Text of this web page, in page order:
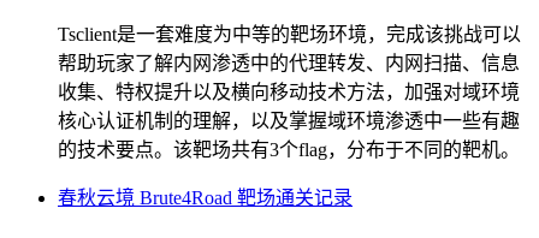
Tsclient是一套难度为中等的靶场环境，完成该挑战可以
帮助玩家了解内网渗透中的代理转发、内网扫描、信息
收集、特权提升以及横向移动技术方法，加强对域环境
核心认证机制的理解，以及掌握域环境渗透中一些有趣
的技术要点。该靶场共有3个flag，分布于不同的靶机。
春秋云境 Brute4Road 靶场通关记录